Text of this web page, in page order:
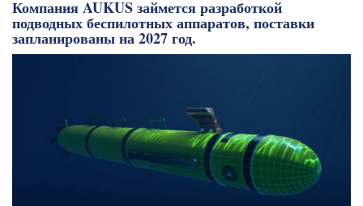
Компания AUKUS займется разработкой
подводных беспилотных аппаратов, поставки
запланированы на 2027 год.